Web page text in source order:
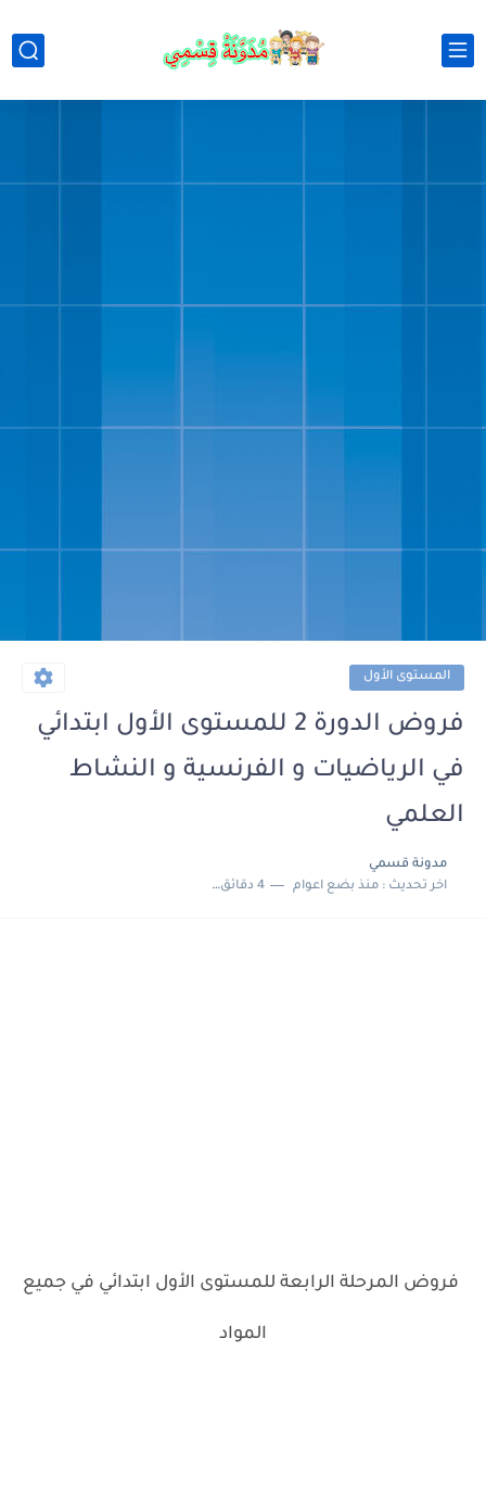
المستوى الأول
فروض الدورة 2 للمستوى الأول ابتدائي
في الرياضيات و الفرنسية و النشاط
العلمي
مدونة قسمي
اخر تحديث :منذ بضع اعوام 4 دقائق للقراءة
فروض المرحلة الرابعة للمستوى الأول ابتدائي في جميع
المواد